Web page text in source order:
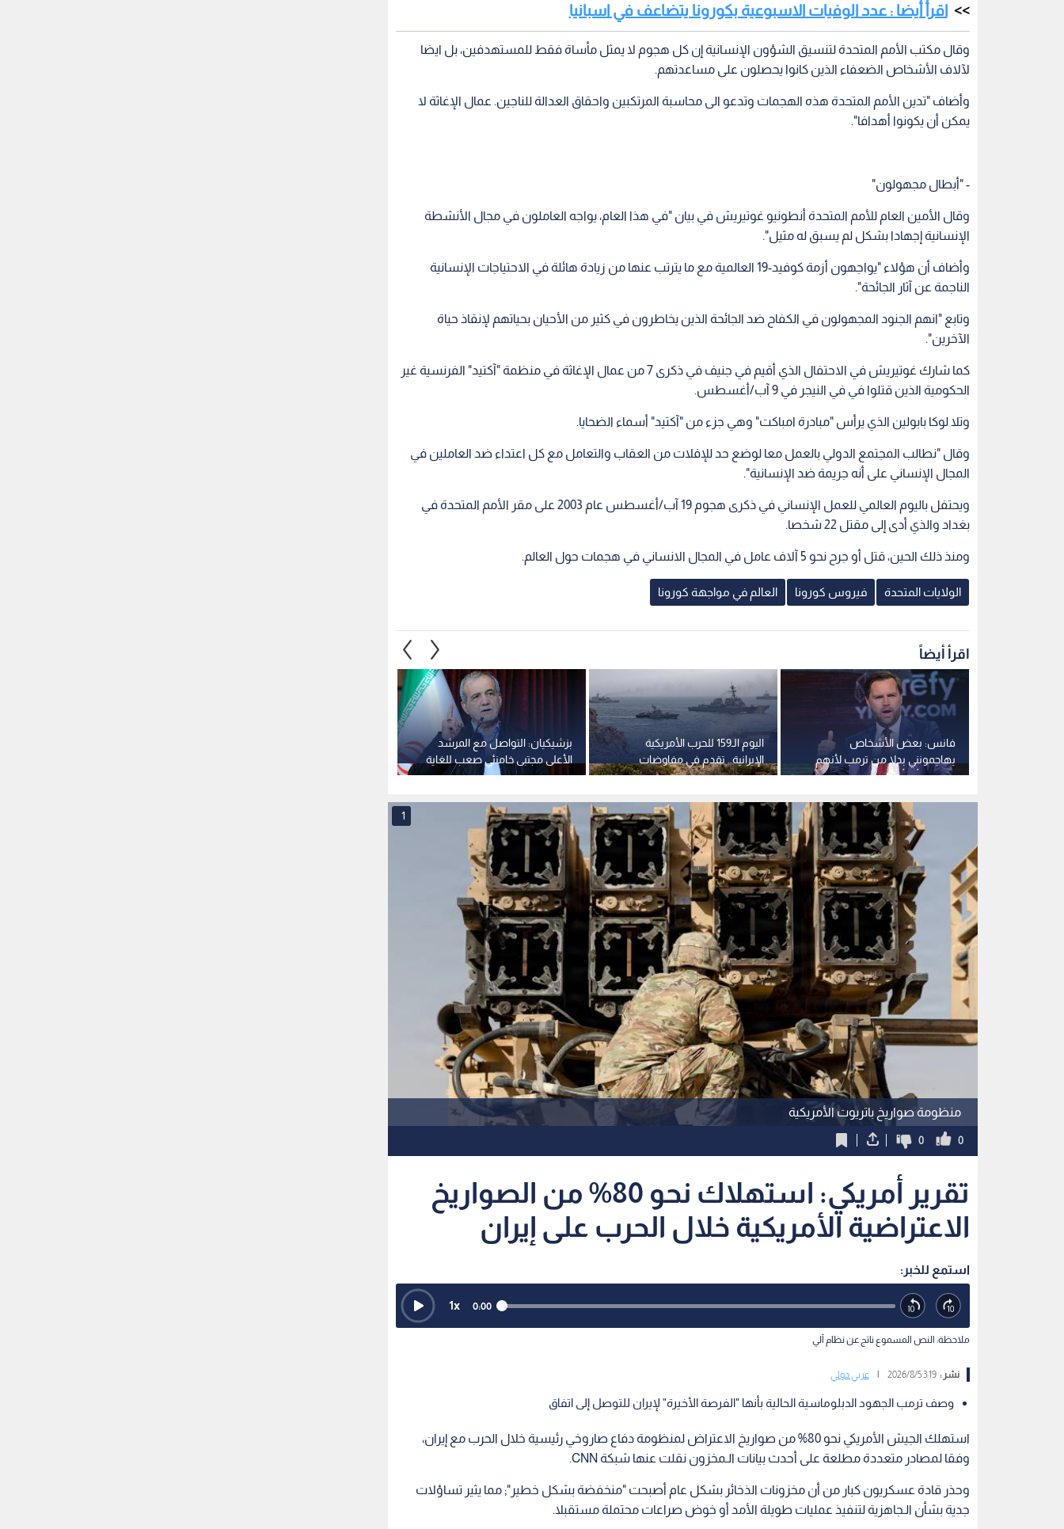
اقرأ أيضا : عدد الوفيات الاسبوعية بكورونا يتضاعف في اسبانيا
وقال مكتب الأمم المتحدة لتنسيق الشؤون الإنسانية إن كل هجوم لا يمثل مأساة فقط للمستهدفين، بل ايضا
لآلاف الأشخاص الضعفاء الذين كانوا يحصلون على مساعدتهم.
وأضاف "تدين الأمم المتحدة هذه الهجمات وتدعو الى محاسبة المرتكبين واحقاق العدالة للناجين. عمال الإغاثة لا
يمكن أن يكونوا أهدافا".
- "أبطال مجهولون"
وقال الأمين العام للأمم المتحدة أنطونيو غوتيريش في بيان "في هذا العام، يواجه العاملون في مجال الأنشطة
الإنسانية إجهادا بشكل لم يسبق له مثيل".
وأضاف أن هؤلاء "يواجهون أزمة كوفيد-19 العالمية مع ما يترتب عنها من زيادة هائلة في الاحتياجات الإنسانية
الناجمة عن آثار الجائحة".
وتابع "انهم الجنود المجهولون في الكفاح ضد الجائحة الذين يخاطرون في كثير من الأحيان بحياتهم لإنقاذ حياة
الآخرين".
كما شارك غوتيريش في الاحتفال الذي أقيم في جنيف في ذكرى 7 من عمال الإغاثة في منظمة "آكتيد" الفرنسية غير
الحكومية الذين قتلوا في في النيجر في 9 آب/أغسطس.
وتلا لوكا بابولين الذي يرأس "مبادرة امباكت" وهي جزء من "آكتيد" أسماء الضحايا.
وقال "نطالب المجتمع الدولي بالعمل معا لوضع حد للإفلات من العقاب والتعامل مع كل اعتداء ضد العاملين في
المجال الإنساني على أنه جريمة ضد الإنسانية".
ويحتفل باليوم العالمي للعمل الإنساني في ذكرى هجوم 19 آب/أغسطس عام 2003 على مقر الأمم المتحدة في
بغداد والذي أدى إلى مقتل 22 شخصا.
ومنذ ذلك الحين، قتل أو جرح نحو 5 آلاف عامل في المجال الانساني في هجمات حول العالم.
الولايات المتحدة فيروس كورونا العالم في مواجهة كورونا
اقرأ أيضاً
بزشيكيان: التواصل مع المرشد
الأعلى مجتبى خامنئي صعب للغاية
في الوقت الراهن
اليوم الـ159 للحرب الأمريكية
الإيرانية.. تقدم في مفاوضات
مضيق هرمز بين سلطنة عمان
فانس: بعض الأشخاص
يهاجمونني بدلا من ترمب لأنهم
يدركون أنه أكبر منهم بكثير
منظومة صواريخ باتريوت الأمريكية
1
0
0
تقرير أمريكي: استهلاك نحو 80% من الصواريخ
الاعتراضية الأمريكية خلال الحرب على إيران
استمع للخبر:
0:00
1x
ملاحظة: النص المسموع ناتج عن نظام آلي
نشر :3:19 2026/8/5 عربي دولي
وصف ترمب الجهود الدبلوماسية الحالية بأنها "الفرصة الأخيرة" لإيران للتوصل إلى اتفاق
استهلك الجيش الأمريكي نحو 80% من صواريخ الاعتراض لمنظومة دفاع صاروخي رئيسية خلال الحرب مع إيران،
وفقا لمصادر متعددة مطلعة على أحدث بيانات الـمخزون نقلت عنها شبكة CNN.
وحذر قادة عسكريون كبار من أن مخزونات الذخائر بشكل عام أصبحت "منخفضة بشكل خطير"; مما يثير تساؤلات
جدية بشأن الـجاهزية لتنفيذ عمليات طويلة الأمد أو خوض صراعات محتملة مستقبلا.